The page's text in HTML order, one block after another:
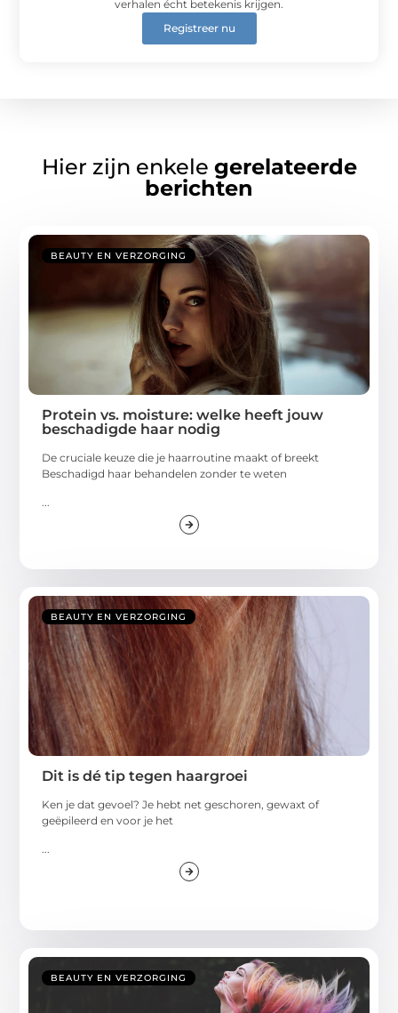
verhalen écht betekenis krijgen.
Registreer nu
Hier zijn enkele gerelateerde
berichten
BEAUTY EN VERZORGING
Protein vs. moisture: welke heeft jouw
beschadigde haar nodig
De cruciale keuze die je haarroutine maakt of breekt
Beschadigd haar behandelen zonder te weten
...
BEAUTY EN VERZORGING
Dit is dé tip tegen haargroei
Ken je dat gevoel? Je hebt net geschoren, gewaxt of
geëpileerd en voor je het
...
BEAUTY EN VERZORGING